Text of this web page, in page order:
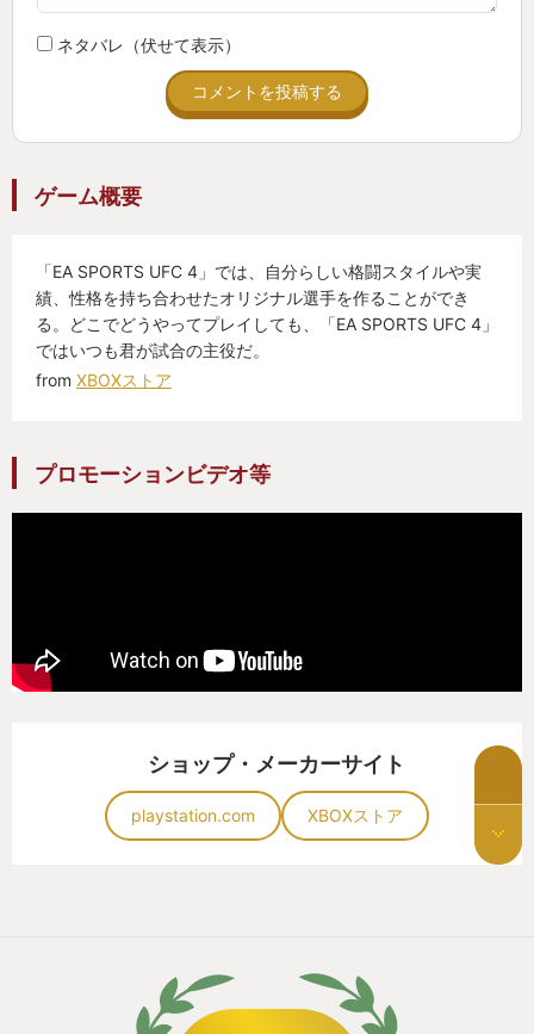
ネタバレ（伏せて表示）
コメントを投稿する
ゲーム概要
「EA SPORTS UFC 4」では、自分らしい格闘スタイルや実
績、性格を持ち合わせたオリジナル選手を作ることができ
る。どこでどうやってプレイしても、「EA SPORTS UFC 4」
ではいつも君が試合の主役だ。
from XBOXストア
プロモーションビデオ等
ショップ・メーカーサイト
playstation.com XBOXストア